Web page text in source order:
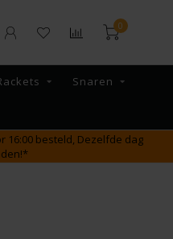
0
Snaren
16:00 besteld, Dezelfde dag